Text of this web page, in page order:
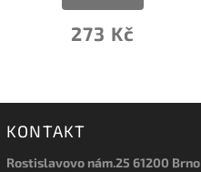
273 Kč
KONTAKT
Rostislavovo nám.25 61200 Brno